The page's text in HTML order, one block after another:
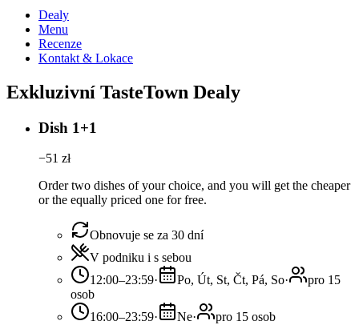
Dealy
Menu
Recenze
Kontakt & Lokace
Exkluzivní TasteTown Dealy
Dish 1+1
−51 zł
Order two dishes of your choice, and you will get the cheaper
or the equally priced one for free.
Obnovuje se za 30 dní
V podniku i s sebou
12:00–23:59· Po, Út, St, Čt, Pá, So·
pro 15
osob
16:00–23:59· Ne·
pro 15 osob